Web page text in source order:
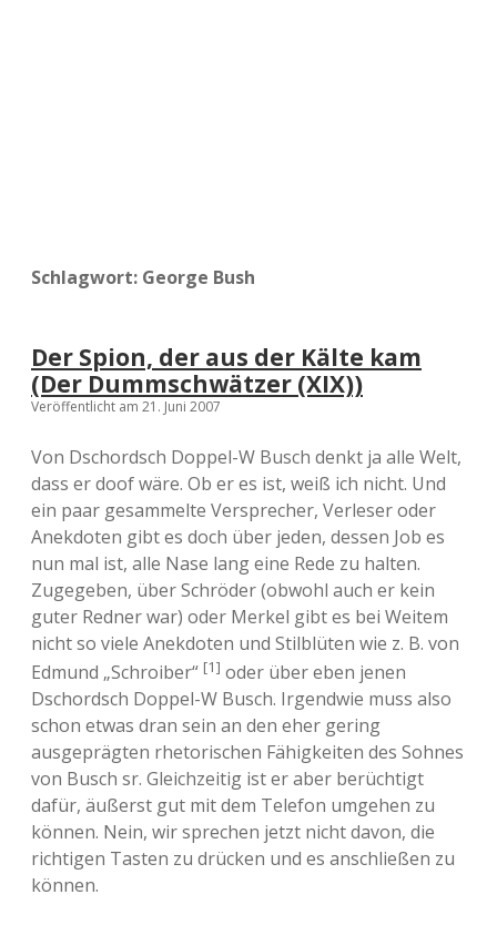
Schlagwort: George Bush
Der Spion, der aus der Kälte kam
(Der Dummschwätzer (XIX))
Veröffentlicht am 21. Juni 2007
Von Dschordsch Doppel-W Busch denkt ja alle Welt,
dass er doof wäre. Ob er es ist, weiß ich nicht. Und
ein paar gesammelte Versprecher, Verleser oder
Anekdoten gibt es doch über jeden, dessen Job es
nun mal ist, alle Nase lang eine Rede zu halten.
Zugegeben, über Schröder (obwohl auch er kein
guter Redner war) oder Merkel gibt es bei Weitem
nicht so viele Anekdoten und Stilblüten wie z. B. von
Edmund „Schroiber“ [1] oder über eben jenen
Dschordsch Doppel-W Busch. Irgendwie muss also
schon etwas dran sein an den eher gering
ausgeprägten rhetorischen Fähigkeiten des Sohnes
von Busch sr. Gleichzeitig ist er aber berüchtigt
dafür, äußerst gut mit dem Telefon umgehen zu
können. Nein, wir sprechen jetzt nicht davon, die
richtigen Tasten zu drücken und es anschließen zu
können.